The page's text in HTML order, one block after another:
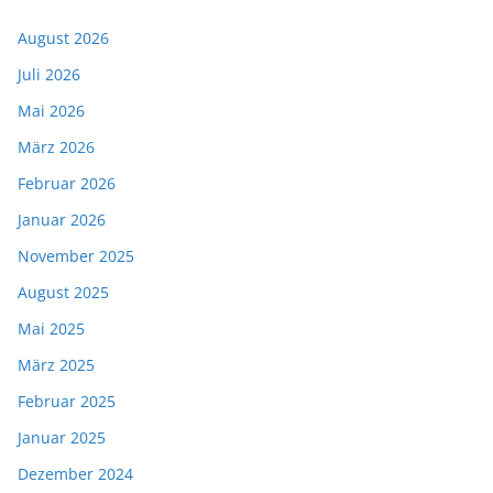
August 2026
Juli 2026
Mai 2026
März 2026
Februar 2026
Januar 2026
November 2025
August 2025
Mai 2025
März 2025
Februar 2025
Januar 2025
Dezember 2024